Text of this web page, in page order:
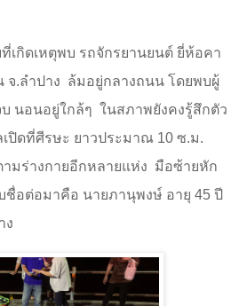
เกิดเหตุพบ รถจักรยานยนต์ ยี่ห้อคา
จ.ลำปาง ล้มอยู่กลางถนน โดยพบผู้
นอนอยู่ใกล้ๆ ในสภาพยังคงรู้สึกตัว
ปิดที่ศีรษะ ยาวประมาณ 10 ซ.ม.
มร่างกายอีกหลายแห่ง มือซ้ายหัก
ชื่อต่อมาคือ นายภานุพงษ์ อายุ 45 ปี
ง